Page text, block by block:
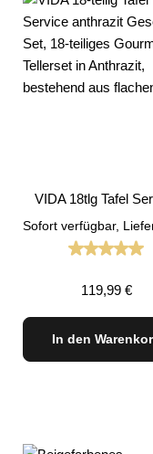
VIDA 18tlg Tafel
Regulärer
119,99 €
In den